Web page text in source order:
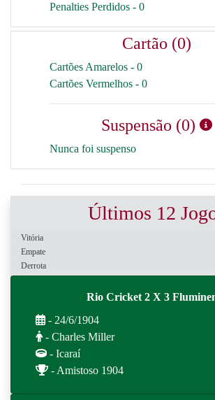
Penalties Perdidos - 0
Cartão (0)
Cartões Amarelos - 0
Cartões Vermelhos - 0
Suspensão (0)
Nunca foi suspenso
Últimos 12
Vitória
Empate
Derrota
Rio Cricket 2 X 3
- 24/6/1904
- Charles Miller
- Icaraí
- Amistoso 1904